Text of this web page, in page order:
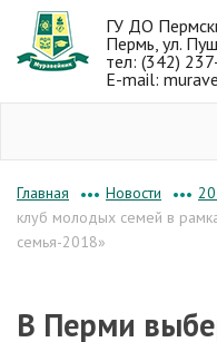
ГУ ДО
Пермь, ул.
тел: (342)
E-mail:
Главная ••• Новости •••
клуб молодых семей в
семья-2018»
В Перми